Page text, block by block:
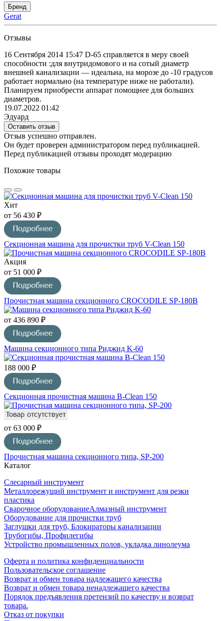
Бренд
Gerat
Отзывы
16 Сентября 2014 15:47 D-65 справляется в меру своей
способности :для внутридомового и на сотый диаметр
внешней канализации — идеальна, на морозе до -10 градусов
работает нормально (на температуре ниже не работали).
Планируем приобрести аппарат помощнее для больших
диаметров.
19.07.2022 01:42
Эдуард
Оставить отзыв
Отзыв успешно отправлен.
Он будет проверен администратором перед публикацией.
Перед публикацией отзывы проходят модерацию
Похожие товары
Хит
от 56 430 ₽
Секционная машина для прочистки труб V-Clean 150
Акция
от 51 000 ₽
Прочистная машина секционного CROCODILE SP-180В
от 436 890 ₽
Машина секционного типа Риджид K-60
188 000 ₽
Секционная прочистная машина B-Clean 150
от 63 000 ₽
Прочистная машина секционного типа, SP-200
Каталог
Слесарный инструмент
Металлорежущий инструмент и инструмент для резки
пластика
Сварочное оборудованиеАлмазный инструмент
Оборудование для прочистки труб
Заглушки для труб, Блокираторы канализации
Трубогибы, Профилегибы
Устройство промышленных полов, укладка линолеума
Оферта и политика конфиденциальности
Пользовательское соглашение
Возврат и обмен товара надлежащего качества
Возврат и обмен товара ненадлежащего качества
Порядок предъявления претензий по качеству и возврат
товара.
Отказ от покупки